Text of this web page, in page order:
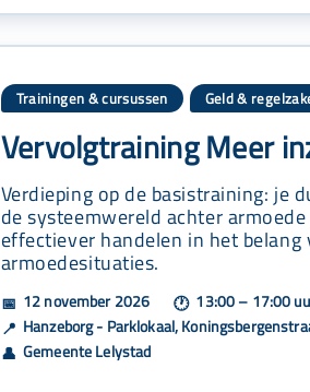
Trainingen & cursussen Geld &
Vervolgtraining Meer
Verdieping op de basistraining: je
de systeemwereld achter
effectiever handelen in het belang
armoedesituaties.
📅 12 november 2026 🕐 13:00 – 17:00
📍 Hanzeborg - Parklokaal,
👤 Gemeente Lelystad